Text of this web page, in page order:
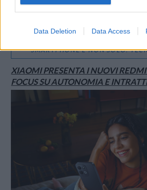
Data Deletion Data Access
SMARTPHONE E NON SOLO:
XIAOMI PRESENTA I NUOVI REDMI
FOCUS SU AUTONOMIA E